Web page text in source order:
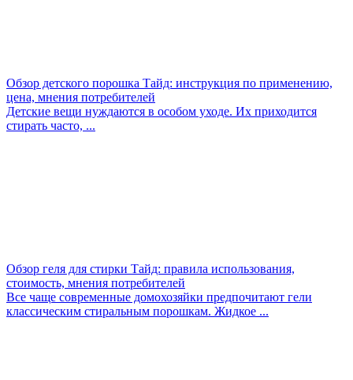
Обзор детского порошка Тайд: инструкция по применению,
цена, мнения потребителей
Детские вещи нуждаются в особом уходе. Их приходится
стирать часто, ...
Обзор геля для стирки Тайд: правила использования,
стоимость, мнения потребителей
Все чаще современные домохозяйки предпочитают гели
классическим стиральным порошкам. Жидкое ...